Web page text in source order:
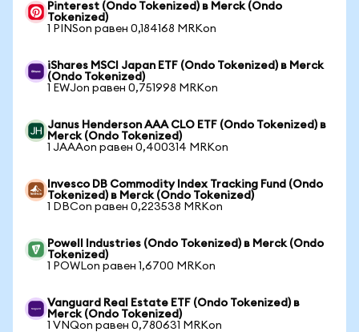
Pinterest (Ondo Tokenized) в Merck (Ondo
Tokenized)
1 PINSon равен 0,184168 MRKon
iShares MSCI Japan ETF (Ondo Tokenized) в Merck
(Ondo Tokenized)
1 EWJon равен 0,751998 MRKon
Janus Henderson AAA CLO ETF (Ondo Tokenized) в
Merck (Ondo Tokenized)
1 JAAAon равен 0,400314 MRKon
Invesco DB Commodity Index Tracking Fund (Ondo
Tokenized) в Merck (Ondo Tokenized)
1 DBCon равен 0,223538 MRKon
Powell Industries (Ondo Tokenized) в Merck (Ondo
Tokenized)
1 POWLon равен 1,6700 MRKon
Vanguard Real Estate ETF (Ondo Tokenized) в
Merck (Ondo Tokenized)
1 VNQon равен 0,780631 MRKon